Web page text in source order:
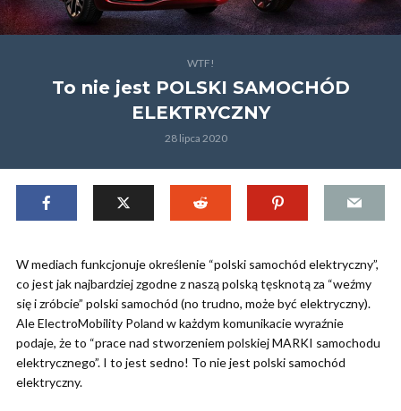
WTF!
To nie jest POLSKI SAMOCHÓD
ELEKTRYCZNY
28 lipca 2020
W mediach funkcjonuje określenie “polski samochód elektryczny”,
co jest jak najbardziej zgodne z naszą polską tęsknotą za “weźmy
się i zróbcie” polski samochód (no trudno, może być elektryczny).
Ale ElectroMobility Poland w każdym komunikacie wyraźnie
podaje, że to “prace nad stworzeniem polskiej MARKI samochodu
elektrycznego”. I to jest sedno! To nie jest polski samochód
elektryczny.